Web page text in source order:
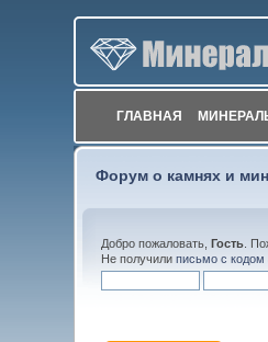
ГЛАВНАЯ
Форум о камнях и
Добро пожаловать,Гость .
Не получилиписьмо с кодом